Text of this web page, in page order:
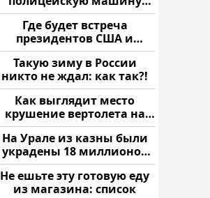
напали и подожгли.
Где будет встреча
президентов США и
России: Европа?
Такую зиму в России
никто не ждал: как так?!
Как выглядит место
крушение вертолета на
Кавказе: смотреть
На Урале из казны были
украдены 18 миллионов
рублей
Не ешьте эту готовую еду
из магазина: список